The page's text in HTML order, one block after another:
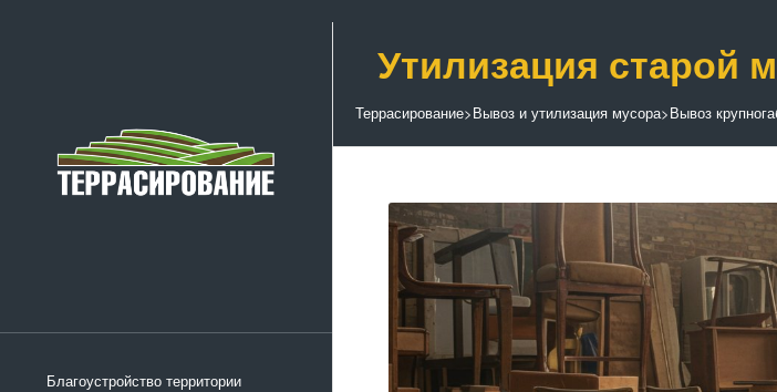
Благоустройство территории
Утилизация старой
Террасирование>Вывоз и утилизация мусора>Вывоз